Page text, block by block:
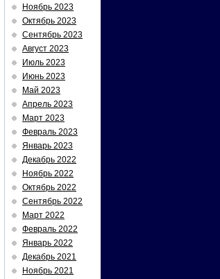
Ноябрь 2023
Октябрь 2023
Сентябрь 2023
Август 2023
Июль 2023
Июнь 2023
Май 2023
Апрель 2023
Март 2023
Февраль 2023
Январь 2023
Декабрь 2022
Ноябрь 2022
Октябрь 2022
Сентябрь 2022
Март 2022
Февраль 2022
Январь 2022
Декабрь 2021
Ноябрь 2021